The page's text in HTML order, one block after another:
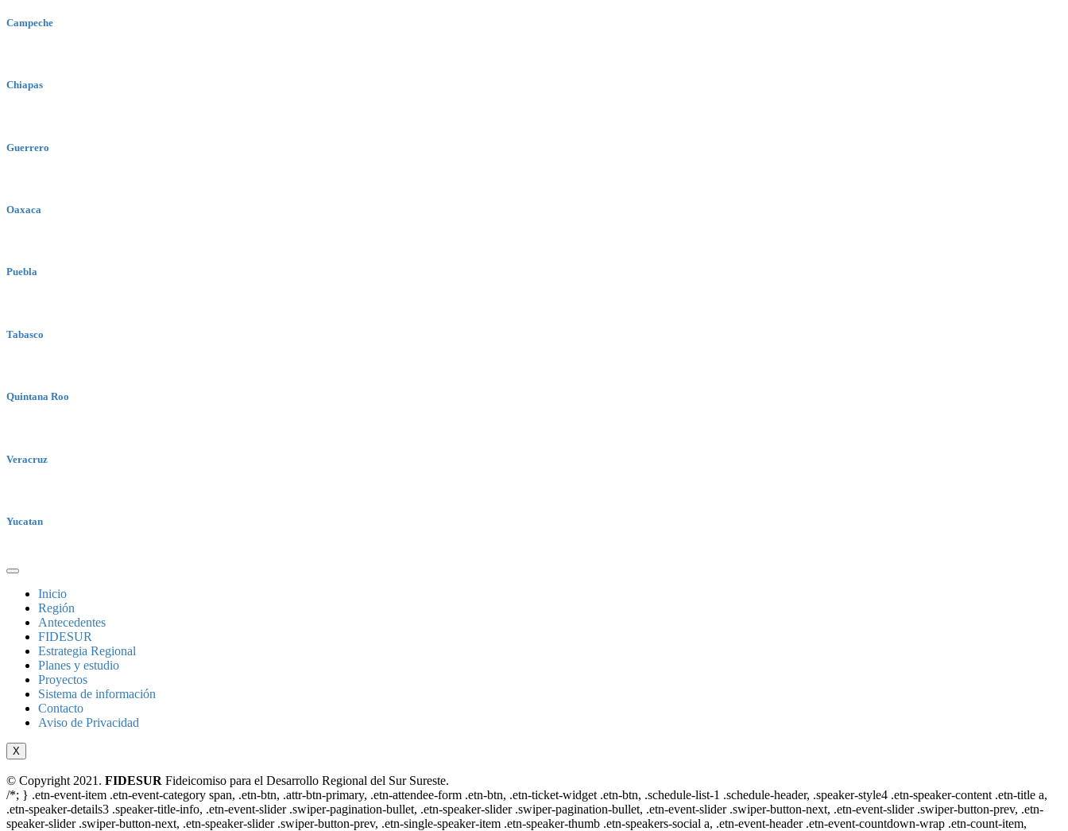
Campeche
Chiapas
Guerrero
Oaxaca
Puebla
Tabasco
Quintana Roo
Veracruz
Yucatan
Inicio
Región
Antecedentes
FIDESUR
Estrategia Regional
Planes y estudio
Proyectos
Sistema de información
Contacto
Aviso de Privacidad
X
© Copyright 2021. FIDESUR Fideicomiso para el Desarrollo Regional del Sur Sureste.
/*; } .etn-event-item .etn-event-category span, .etn-btn, .attr-btn-primary, .etn-attendee-form .etn-btn, .etn-ticket-widget .etn-btn, .schedule-list-1 .schedule-header, .speaker-style4 .etn-speaker-content .etn-title a,
.etn-speaker-details3 .speaker-title-info, .etn-event-slider .swiper-pagination-bullet, .etn-speaker-slider .swiper-pagination-bullet, .etn-event-slider .swiper-button-next, .etn-event-slider .swiper-button-prev, .etn-
speaker-slider .swiper-button-next, .etn-speaker-slider .swiper-button-prev, .etn-single-speaker-item .etn-speaker-thumb .etn-speakers-social a, .etn-event-header .etn-event-countdown-wrap .etn-count-item,